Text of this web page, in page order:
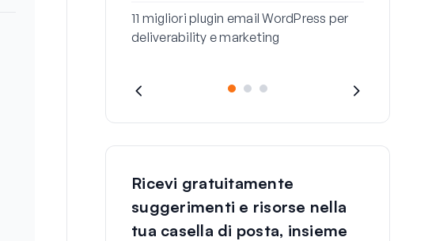
11 migliori plugin email WordPress per
deliverability e marketing
Ricevi gratuitamente
suggerimenti e risorse nella
tua casella di posta, insieme